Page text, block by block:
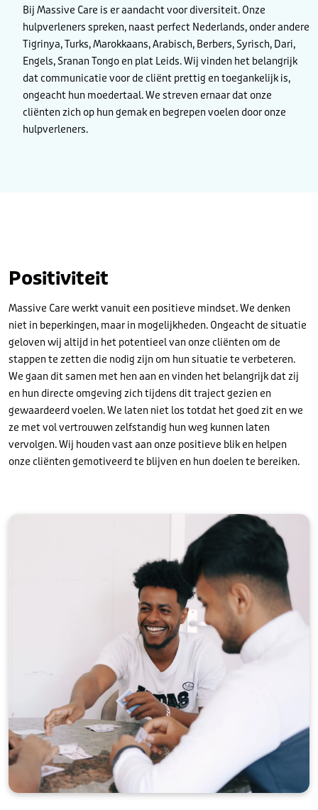
Bij Massive Care is er aandacht voor diversiteit. Onze
hulpverleners spreken, naast perfect Nederlands, onder andere
Tigrinya, Turks, Marokkaans, Arabisch, Berbers, Syrisch, Dari,
Engels, Sranan Tongo en plat Leids. Wij vinden het belangrijk
dat communicatie voor de cliënt prettig en toegankelijk is,
ongeacht hun moedertaal. We streven ernaar dat onze
cliënten zich op hun gemak en begrepen voelen door onze
hulpverleners.
Positiviteit
Massive Care werkt vanuit een positieve mindset. We denken
niet in beperkingen, maar in mogelijkheden. Ongeacht de situatie
geloven wij altijd in het potentieel van onze cliënten om de
stappen te zetten die nodig zijn om hun situatie te verbeteren.
We gaan dit samen met hen aan en vinden het belangrijk dat zij
en hun directe omgeving zich tijdens dit traject gezien en
gewaardeerd voelen. We laten niet los totdat het goed zit en we
ze met vol vertrouwen zelfstandig hun weg kunnen laten
vervolgen. Wij houden vast aan onze positieve blik en helpen
onze cliënten gemotiveerd te blijven en hun doelen te bereiken.